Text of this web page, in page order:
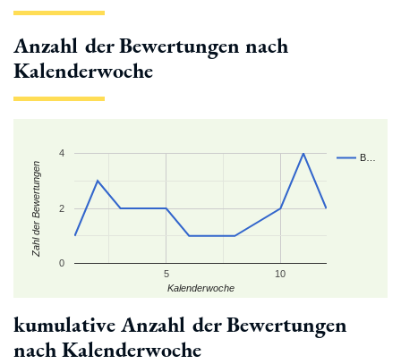
Anzahl der Bewertungen nach
Kalenderwoche
B…
5 10
0
2
4
Kalenderwoche
Zahl der Bewertungen
kumulative Anzahl der Bewertungen
nach Kalenderwoche